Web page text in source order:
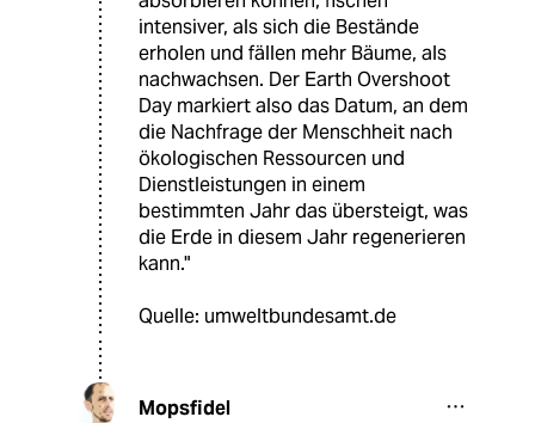
intensiver, als sich die Bestände
erholen und fällen mehr Bäume, als
nachwachsen. Der Earth Overshoot
Day markiert also das Datum, an dem
die Nachfrage der Menschheit nach
ökologischen Ressourcen und
Dienstleistungen in einem
bestimmten Jahr das übersteigt, was
die Erde in diesem Jahr regenerieren
kann."
Quelle: umweltbundesamt.de
Mopsfidel